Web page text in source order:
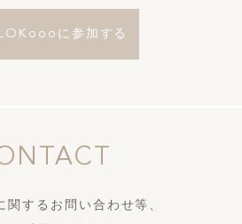
に参加する
関するお問い合わせ等、